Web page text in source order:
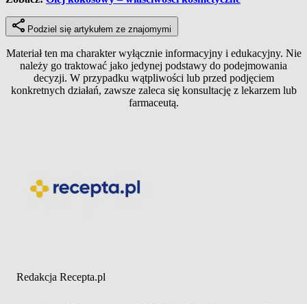
Podziel się artykułem ze znajomymi
Materiał ten ma charakter wyłącznie informacyjny i edukacyjny. Nie
należy go traktować jako jedynej podstawy do podejmowania
decyzji. W przypadku wątpliwości lub przed podjęciem
konkretnych działań, zawsze zaleca się konsultację z lekarzem lub
farmaceutą.
Redakcja Recepta.pl